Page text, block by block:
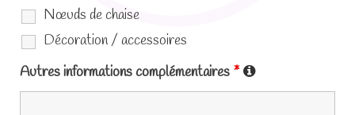
Nœuds de chaise
Décoration / accessoires
Autres informations complémentaires *